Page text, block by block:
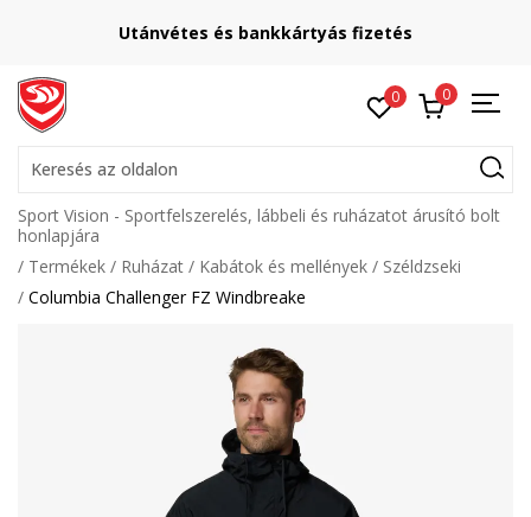
Utánvétes és bankkártyás fizetés
0 0
Keresés az oldalon
Sport Vision - Sportfelszerelés, lábbeli és ruházatot árusító bolt
honlapjára
Termékek
Ruházat Kabátok és mellények
Széldzseki
Columbia Challenger FZ Windbreake